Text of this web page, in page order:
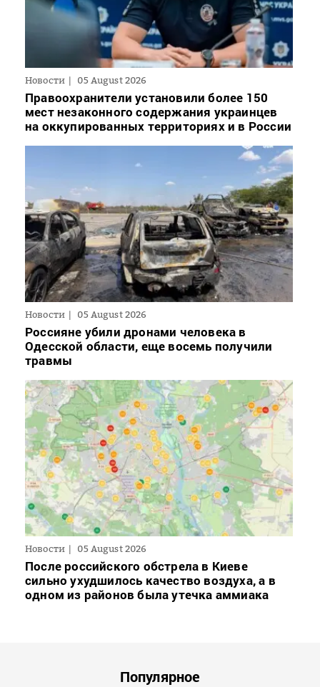
Новости 05 August 2026
Правоохранители установили более 150
мест незаконного содержания украинцев
на оккупированных территориях и в России
Новости 05 August 2026
Россияне убили дронами человека в
Одесской области, еще восемь получили
травмы
Новости 05 August 2026
После российского обстрела в Киеве
сильно ухудшилось качество воздуха, а в
одном из районов была утечка аммиака
Популярное